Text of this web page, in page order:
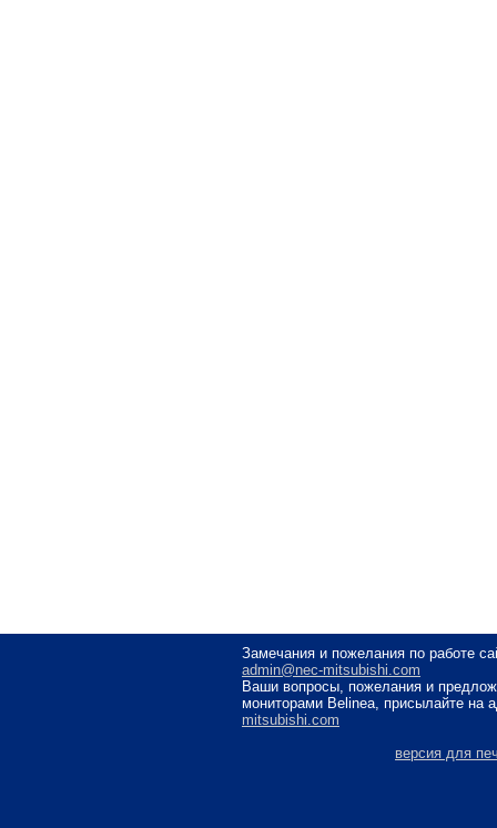
Замечания и пожелания по работе
admin@nec-mitsubishi.com
Ваши вопросы, пожелания и
мониторами Belinea, присылайте на
mitsubishi.com
версия для